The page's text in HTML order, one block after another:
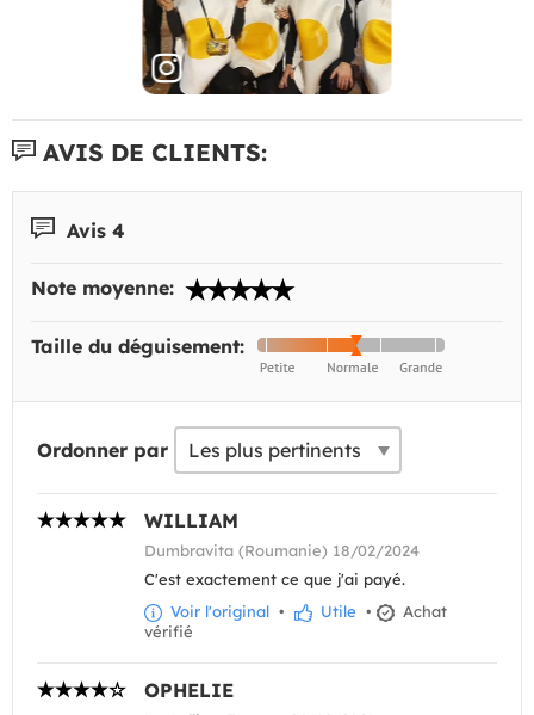
AVIS DE CLIENTS:
Avis 4
Note moyenne:
Taille du déguisement:
Ordonner par
WILLIAM
Dumbravita (Roumanie) 18/02/2024
C'est exactement ce que j'ai payé.
Voir l'original • Utile •
Achat
vérifié
OPHELIE